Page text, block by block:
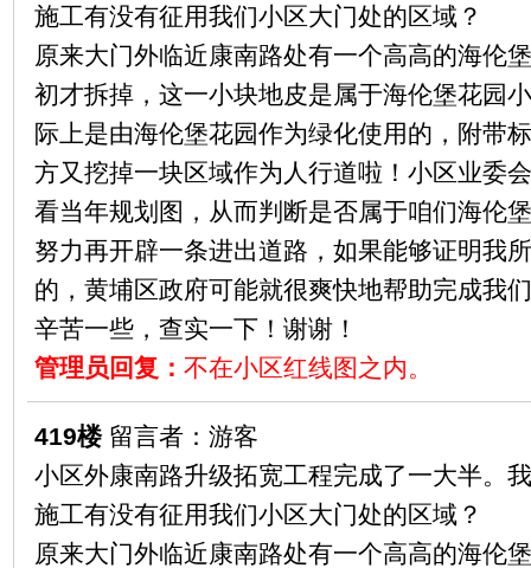
施工有没有征用我们小区大门处的区域？
原来大门外临近康南路处有一个高高的海伦
初才拆掉，这一小块地皮是属于海伦堡花园
际上是由海伦堡花园作为绿化使用的，附带
方又挖掉一块区域作为人行道啦！小区业委
看当年规划图，从而判断是否属于咱们海伦
努力再开辟一条进出道路，如果能够证明我
的，黄埔区政府可能就很爽快地帮助完成我
辛苦一些，查实一下！谢谢！
管理员回复： 不在小区红线图之内。
419楼留言者：游客
小区外康南路升级拓宽工程完成了一大半。
施工有没有征用我们小区大门处的区域？
原来大门外临近康南路处有一个高高的海伦